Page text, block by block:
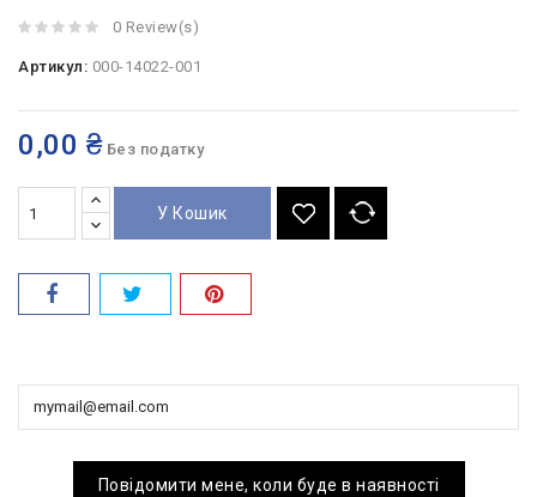
0 Review(s)
Артикул: 000-14022-001
0,00 ₴ Без податку
У Кошик
Повідомити мене, коли буде в наявності